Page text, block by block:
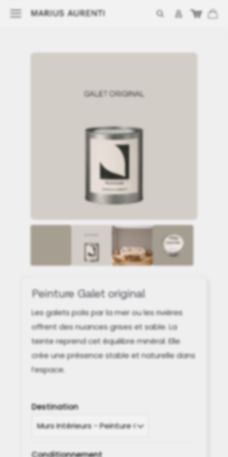
Peinture Galet original
Les galets polis par la mer ou les rivières
offrent des nuances grises et sable. La
teinte reprend cet équilibre minéral. Elle
crée une présence stable et naturelle dans
l’espace.
Destination
Conditionnement